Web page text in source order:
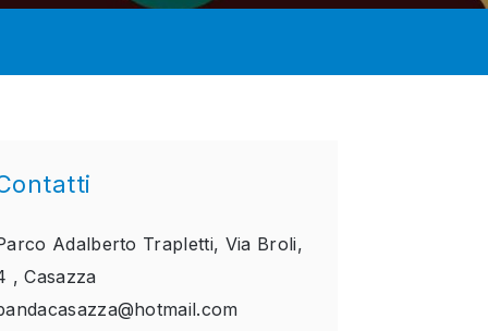
Adalberto Trapletti, Via Broli,
,Casazza